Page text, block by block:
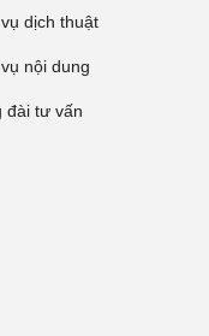
dịch thuật
nội dung
đài tư vấn